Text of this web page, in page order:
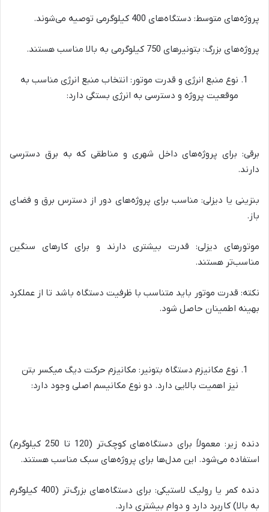
پروژه‌های متوسط: دستگاه‌های 400 کیلوگرمی توصیه می‌شوند.
پروژه‌های بزرگ: بتونیرهای 750 کیلوگرمی به بالا مناسب هستند.
نوع منبع انرژی و قدرت موتور: انتخاب منبع انرژی مناسب به
موقعیت پروژه و دسترسی به انرژی بستگی دارد:
برقی: برای پروژه‌های داخل شهری و مناطقی که به برق دسترسی
دارند.
بنزینی یا دیزلی: مناسب برای پروژه‌های دور از دسترس برق و فضای
باز.
موتورهای دیزلی: قدرت بیشتری دارند و برای کارهای سنگین
مناسب‌تر هستند.
نکته: قدرت موتور باید متناسب با ظرفیت دستگاه باشد تا از عملکرد
بهینه اطمینان حاصل شود.
نوع مکانیزم دستگاه بتونیر: مکانیزم حرکت دیگ میکسر بتن
نیز اهمیت بالایی دارد. دو نوع مکانیسم اصلی وجود دارد:
دنده زیر: معمولاً برای دستگاه‌های کوچک‌تر (120 تا 250 کیلوگرم)
استفاده می‌شود. این مدل‌ها برای پروژه‌های سبک مناسب هستند.
دنده کمر یا رولیک لاستیکی: برای دستگاه‌های بزرگ‌تر (400 کیلوگرم
به بالا) کاربرد دارد و دوام بیشتری دارد.